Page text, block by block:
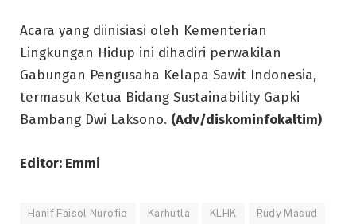
Acara yang diinisiasi oleh Kementerian
Lingkungan Hidup ini dihadiri perwakilan
Gabungan Pengusaha Kelapa Sawit Indonesia,
termasuk Ketua Bidang Sustainability Gapki
Bambang Dwi Laksono. (Adv/diskominfokaltim)
Editor: Emmi
Hanif Faisol Nurofiq Karhutla KLHK Rudy Masud